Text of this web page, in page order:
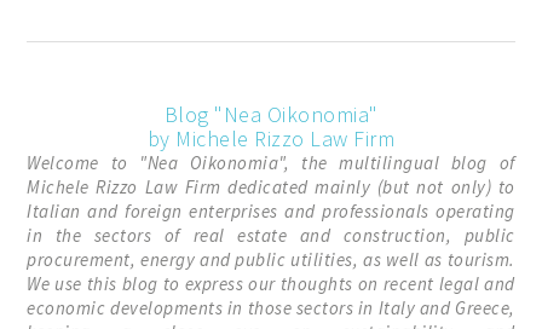
Blog "Nea Oikonomia"
by Michele Rizzo Law Firm
Welcome to "Nea Oikonomia", the multilingual blog of
Michele Rizzo Law Firm dedicated mainly (but not only) to
Italian and foreign enterprises and professionals operating
in the sectors of real estate and construction, public
procurement, energy and public utilities, as well as tourism.
We use this blog to express our thoughts on recent legal and
economic developments in those sectors in Italy and Greece,